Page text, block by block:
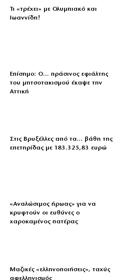
Τι «τρέχει» με Ολυμπιακό και
Ιωαννίδη!
Επίσημο: Ο… πράσινος εφιάλτης
του μητσοτακισμού έκαψε την
Αττική
Στις Βρυξέλλες από τα… βάθη της
επετηρίδας με 183.325,83 ευρώ
«Aναλώσιμος ήρωας» για να
κρυφτούν οι ευθύνες ο
χαροκαμένος πατέρας
Μαζικές «ελληνοποιήσεις», ταχύς
αφελληνισμός